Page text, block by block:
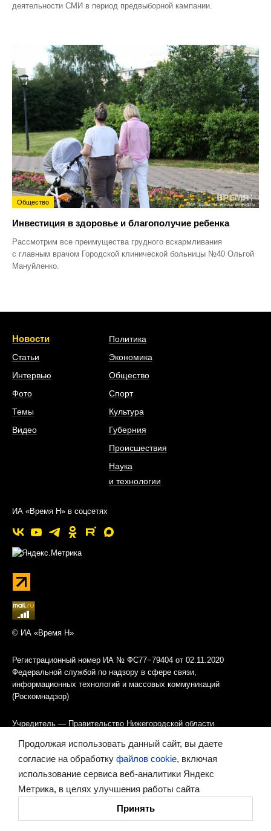
деятельности СМИ в период предвыборной кампании.
Общество
Инвестиция в здоровье и благополучие ребенка
Рассмотрим все преимущества грудного вскармливания
с главным врачом Городской клинической больницы №40 Ольгой
Мануйленко.
Новости
Статьи
Интервью
Фото
Темы
Видео
Политика
Экономика
Общество
Спорт
Культура
Губерния
Происшествия
Наука
и технологии
ИА «Время Н» в соцсетях
© ИА «Время Н»
Регистрационный номер ИА № ФС77−79404 от 02.11.2020
Федеральной службой по надзору в сфере связи,
информационных технологий и массовых коммуникаций
(Роскомнадзор)
Учредитель — Правительство Нижегородской области
Главный редактор — Савельев Александр Михайлович
Адрес редакции: Нижегородская область, Нижний Новгород,
ул. Белинского, 9А
Продолжая использовать данный сайт, вы даете
согласие на обработку файлов cookie, включая
использование сервиса веб-аналитики Яндекс
Метрика, в целях улучшения работы сайта
Принять